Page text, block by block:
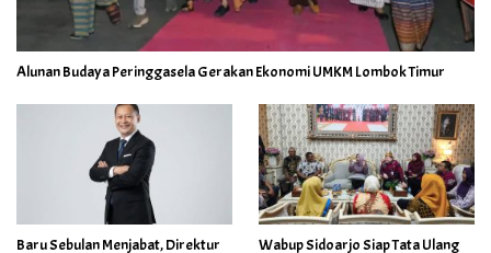
Alunan Budaya Peringgasela Gerakan Ekonomi UMKM Lombok Timur
Baru Sebulan Menjabat, Direktur Wabup Sidoarjo Siap Tata Ulang